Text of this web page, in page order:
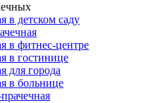
в детском саду
в фитнес-центре
в гостинице
для города
в больнице